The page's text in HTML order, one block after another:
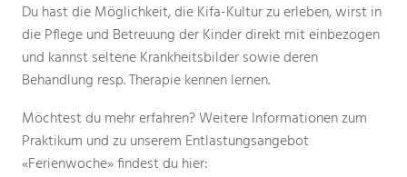
Du hast die Möglichkeit, die Kifa-Kultur zu erleben, wirst in
die Pflege und Betreuung der Kinder direkt mit einbezogen
und kannst seltene Krankheitsbilder sowie deren
Behandlung resp. Therapie kennen lernen.
Möchtest du mehr erfahren? Weitere Informationen zum
Praktikum und zu unserem Entlastungsangebot
«Ferienwoche» findest du hier: